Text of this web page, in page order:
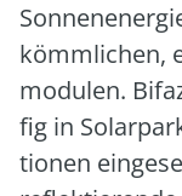
kömm­li­chen,
mo­du­len.
fig in
tio­nen